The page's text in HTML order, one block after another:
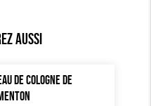
aussi
DE COLOGNE DE